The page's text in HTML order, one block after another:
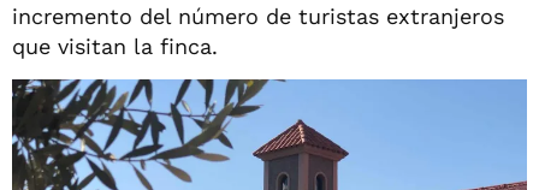
incremento del número de turistas extranjeros
que visitan la finca.